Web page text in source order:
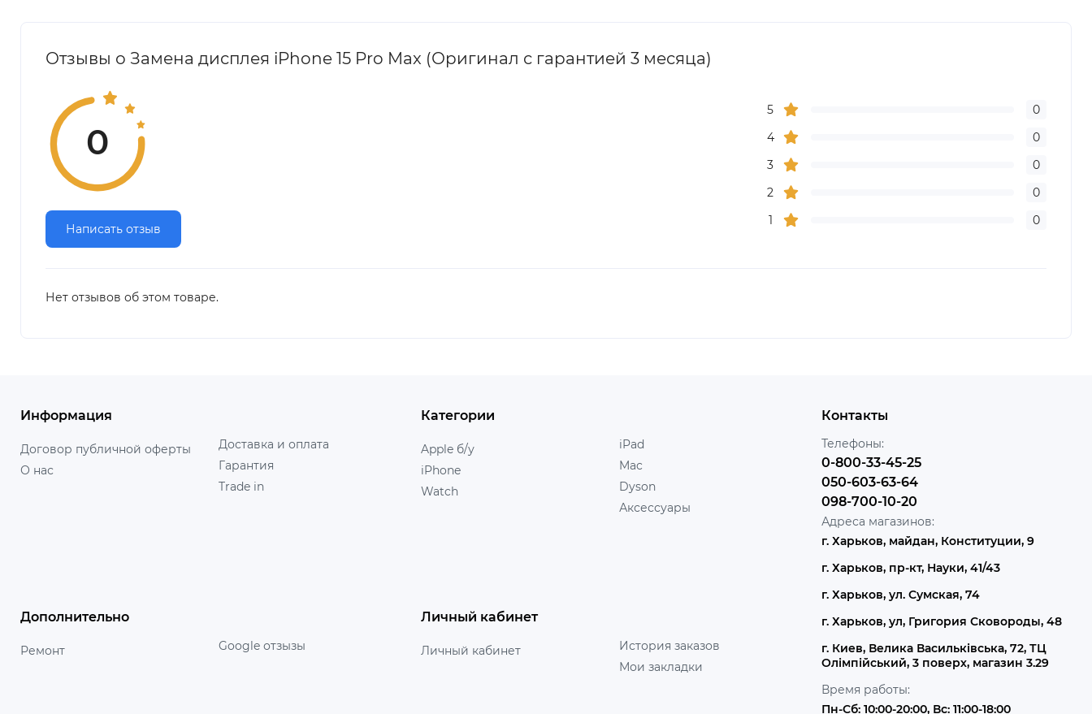
Отзывы о Замена дисплея iPhone 15 Pro Max (Оригинал с гарантией 3 месяца)
0
Написать отзыв
5
0
4
0
3
0
2
0
1
0
Нет отзывов об этом товаре.
Информация
Договор публичной оферты
О нас
Доставка и оплата
Гарантия
Trade in
Категории
Apple б/у
iPhone
Watch
iPad
Mac
Dyson
Аксессуары
Дополнительно
Ремонт Google отзызы
Личный кабинет
Личный кабинет
История заказов
Мои закладки
Контакты
Телефоны:
0-800-33-45-25
050-603-63-64
098-700-10-20
Адреса магазинов:
г. Харьков, майдан, Конституции, 9
г. Харьков, пр-кт, Науки, 41/43
г. Харьков, ул. Сумская, 74
г. Харьков, ул, Григория Сковороды, 48
г. Киев, Велика Васильківська, 72, ТЦ
Олімпійський, 3 поверх, магазин 3.29
Время работы:
Пн-Сб: 10:00-20:00, Вс: 11:00-18:00